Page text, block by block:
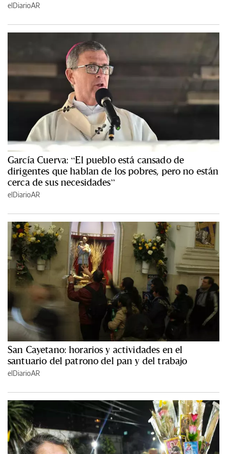
elDiarioAR
García Cuerva: “El pueblo está cansado de
dirigentes que hablan de los pobres, pero no están
cerca de sus necesidades”
elDiarioAR
San Cayetano: horarios y actividades en el
santuario del patrono del pan y del trabajo
elDiarioAR